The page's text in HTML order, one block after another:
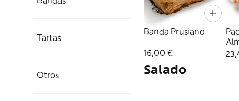
Tartas
Otros
Banda Prusiano
16,00 €
De
Salado